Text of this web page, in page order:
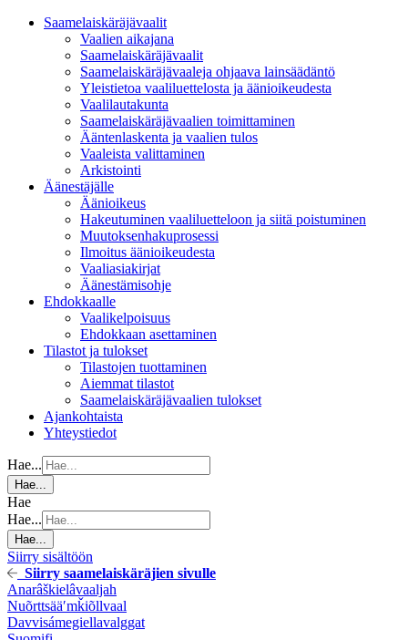
Saamelaiskäräjävaalit
Vaalien aikajana
Saamelaiskäräjävaalit
Saamelaiskäräjävaaleja ohjaava lainsäädäntö
Yleistietoa vaaliluettelosta ja äänioikeudesta
Vaalilautakunta
Saamelaiskäräjävaalien toimittaminen
Ääntenlaskenta ja vaalien tulos
Vaaleista valittaminen
Arkistointi
Äänestäjälle
Äänioikeus
Hakeutuminen vaaliluetteloon ja siitä poistuminen
Muutoksenhakuprosessi
Ilmoitus äänioikeudesta
Vaaliasiakirjat
Äänestämisohje
Ehdokkaalle
Vaalikelpoisuus
Ehdokkaan asettaminen
Tilastot ja tulokset
Tilastojen tuottaminen
Aiemmat tilastot
Saamelaiskäräjävaalien tulokset
Ajankohtaista
Yhteystiedot
Hae...
Hae...
Hae
Hae...
Hae...
Siirry sisältöön
Siirry saamelaiskäräjien sivulle
Anarâškielâvaaljah
Nuõrttsääʹmǩiõllvaal
Davvisámegiellavalggat